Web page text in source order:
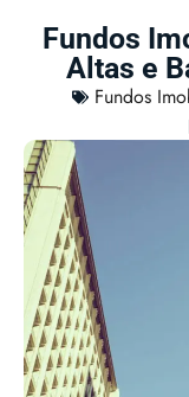
Fundos
Altas e
Fundos